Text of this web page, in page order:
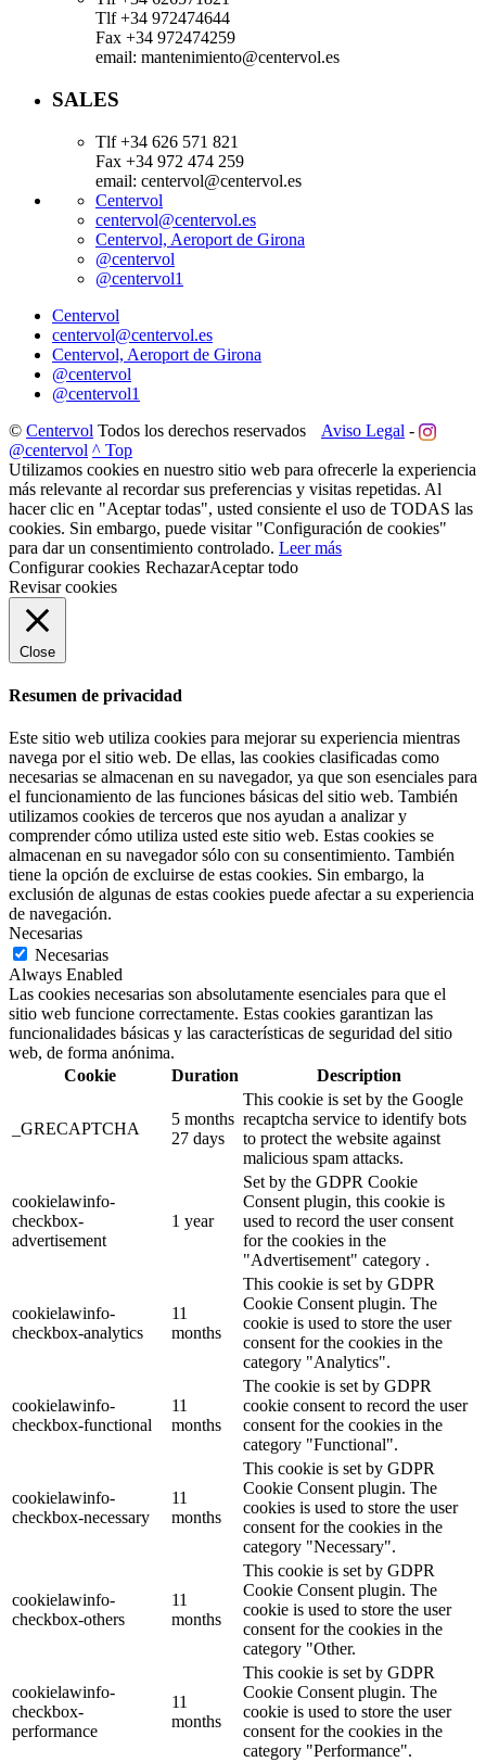
Tlf +34 972474644
Fax +34 972474259
email: mantenimiento@centervol.es
SALES
Tlf +34 626 571 821
Fax +34 972 474 259
email: centervol@centervol.es
Centervol
centervol@centervol.es
Centervol, Aeroport de Girona
@centervol
@centervol1
Centervol
centervol@centervol.es
Centervol, Aeroport de Girona
@centervol
@centervol1
© Centervol Todos los derechos reservados Aviso Legal -
@centervol ^ Top
Utilizamos cookies en nuestro sitio web para ofrecerle la experiencia
más relevante al recordar sus preferencias y visitas repetidas. Al
hacer clic en "Aceptar todas", usted consiente el uso de TODAS las
cookies. Sin embargo, puede visitar "Configuración de cookies"
para dar un consentimiento controlado. Leer más
Configurar cookies RechazarAceptar todo
Revisar cookies
Close
Resumen de privacidad
Este sitio web utiliza cookies para mejorar su experiencia mientras
navega por el sitio web. De ellas, las cookies clasificadas como
necesarias se almacenan en su navegador, ya que son esenciales para
el funcionamiento de las funciones básicas del sitio web. También
utilizamos cookies de terceros que nos ayudan a analizar y
comprender cómo utiliza usted este sitio web. Estas cookies se
almacenan en su navegador sólo con su consentimiento. También
tiene la opción de excluirse de estas cookies. Sin embargo, la
exclusión de algunas de estas cookies puede afectar a su experiencia
de navegación.
Necesarias
Necesarias
Always Enabled
Las cookies necesarias son absolutamente esenciales para que el
sitio web funcione correctamente. Estas cookies garantizan las
funcionalidades básicas y las características de seguridad del sitio
web, de forma anónima.
Cookie
Duration Description
_GRECAPTCHA
5 months
27 days
This cookie is set by the Google
recaptcha service to identify bots
to protect the website against
malicious spam attacks.
cookielawinfo-
checkbox-
advertisement
1 year
Set by the GDPR Cookie
Consent plugin, this cookie is
used to record the user consent
for the cookies in the
"Advertisement" category .
cookielawinfo-
checkbox-analytics
11
months
This cookie is set by GDPR
Cookie Consent plugin. The
cookie is used to store the user
consent for the cookies in the
category "Analytics".
cookielawinfo-
checkbox-functional
11
months
The cookie is set by GDPR
cookie consent to record the user
consent for the cookies in the
category "Functional".
cookielawinfo-
checkbox-necessary
11
months
This cookie is set by GDPR
Cookie Consent plugin. The
cookies is used to store the user
consent for the cookies in the
category "Necessary".
cookielawinfo-
checkbox-others
11
months
This cookie is set by GDPR
Cookie Consent plugin. The
cookie is used to store the user
consent for the cookies in the
category "Other.
cookielawinfo-
checkbox-
performance
11
months
This cookie is set by GDPR
Cookie Consent plugin. The
cookie is used to store the user
consent for the cookies in the
category "Performance".